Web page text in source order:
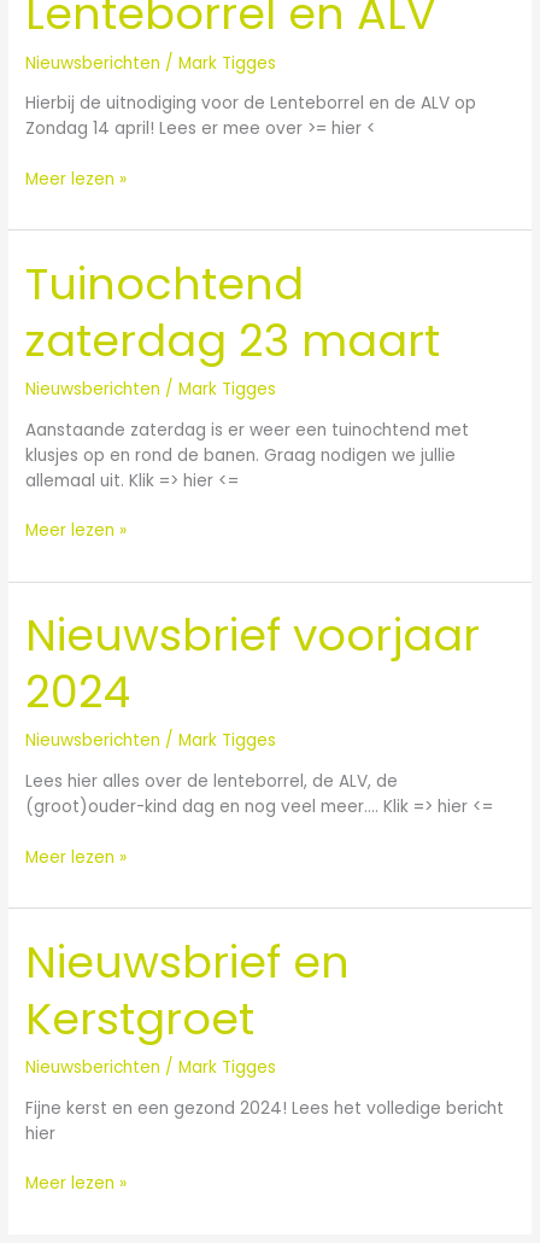
Lenteborrel en ALV
Nieuwsberichten /Mark Tigges
Hierbij de uitnodiging voor de Lenteborrel en de ALV op
Zondag 14 april! Lees er mee over >= hier <
ALV
Meer lezen »
Tuinochtend
zaterdag 23 maart
Nieuwsberichten /Mark Tigges
Aanstaande zaterdag is er weer een tuinochtend met
klusjes op en rond de banen. Graag nodigen we jullie
allemaal uit. Klik => hier <=
Tuinochtend
zaterdag
maart
Meer lezen »
Nieuwsbrief voorjaar
2024
Nieuwsberichten /Mark Tigges
Lees hier alles over de lenteborrel, de ALV, de
(groot)ouder-kind dag en nog veel meer…. Klik => hier <=
Nieuwsbrief
voorjaar
2024
Meer lezen »
Nieuwsbrief en
Kerstgroet
Nieuwsberichten /Mark Tigges
Fijne kerst en een gezond 2024! Lees het volledige bericht
hier
Nieuwsbrief
en
Meer lezen »